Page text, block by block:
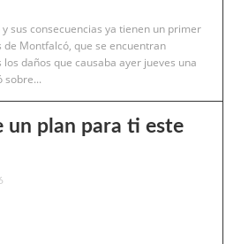
sus consecuencias ya tienen un primer
Montfalcó, que se encuentran
daños que causaba ayer jueves una
sobre...
un plan para ti este